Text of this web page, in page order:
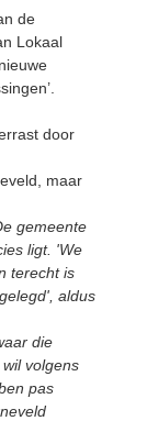
de
Lokaal
door
maar
gemeente
ligt. 'We
terecht is
aldus
die
volgens
pas